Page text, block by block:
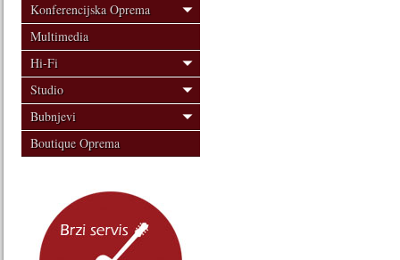
Konferencijska Oprema
Multimedia
Hi-Fi
Studio
Bubnjevi
Boutique Oprema